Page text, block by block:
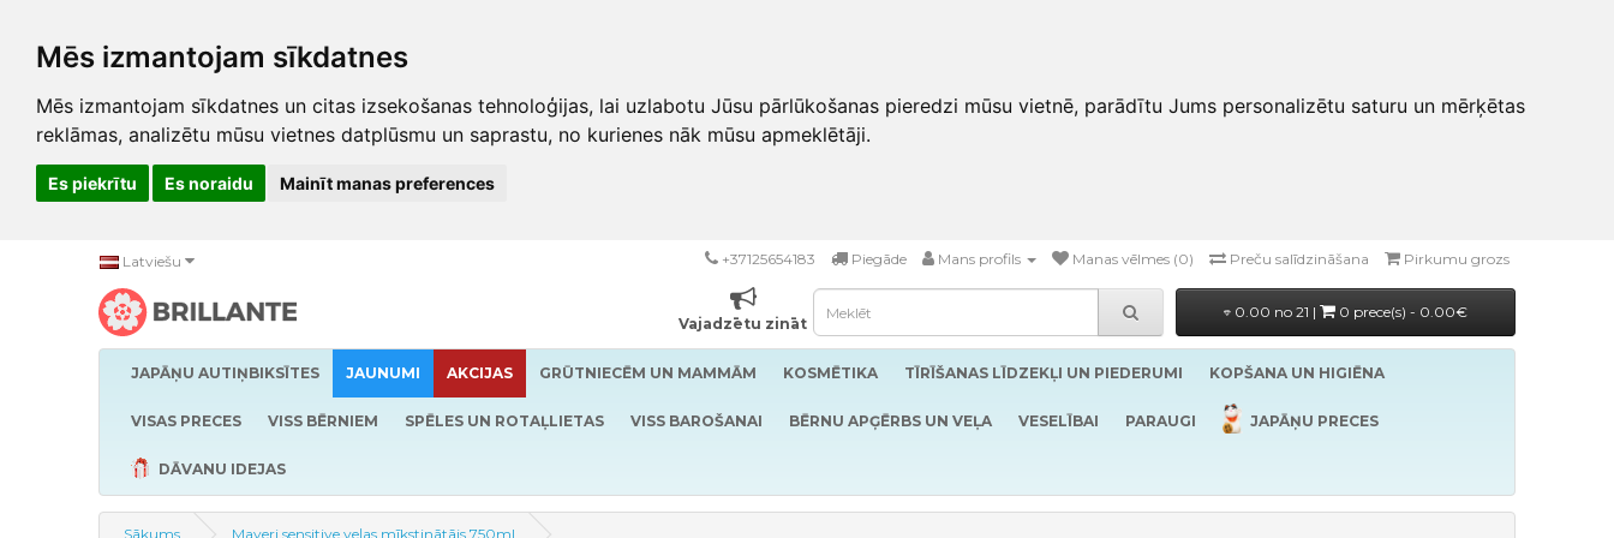
Mēs izmantojam sīkdatnes
Mēs izmantojam sīkdatnes un citas izsekošanas tehnoloģijas, lai uzlabotu Jūsu pārlūkošanas pieredzi mūsu vietnē, parādītu Jums personalizētu saturu un mērķētas
reklāmas, analizētu mūsu vietnes datplūsmu un saprastu, no kurienes nāk mūsu apmeklētāji.
Es piekrītu Es noraidu Mainīt manas preferences
Latviešu +37125654183 Piegāde Mans profils Manas vēlmes (0) Preču salīdzināšana Pirkumu grozs
Vajadzētu zināt
0.00 no 21 | 0 prece(s) - 0.00€
JAPĀŅU AUTIŅBIKSĪTES JAUNUMI AKCIJAS GRŪTNIECĒM UN MAMMĀM KOSMĒTIKA TĪRĪŠANAS LĪDZEKĻI UN PIEDERUMI KOPŠANA UN HIGIĒNA
VISAS PRECES VISS BĒRNIEM SPĒLES UN ROTAĻLIETAS VISS BAROŠANAI BĒRNU APĢĒRBS UN VEĻA VESELĪBAI PARAUGI JAPĀŅU PRECES
DĀVANU IDEJAS
Sākums Mayeri sensitive veļas mīkstinātājs 750ml